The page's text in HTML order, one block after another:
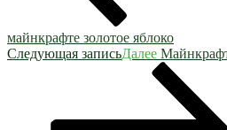
майнкрафте золотое яблоко
Следующая записьДалее